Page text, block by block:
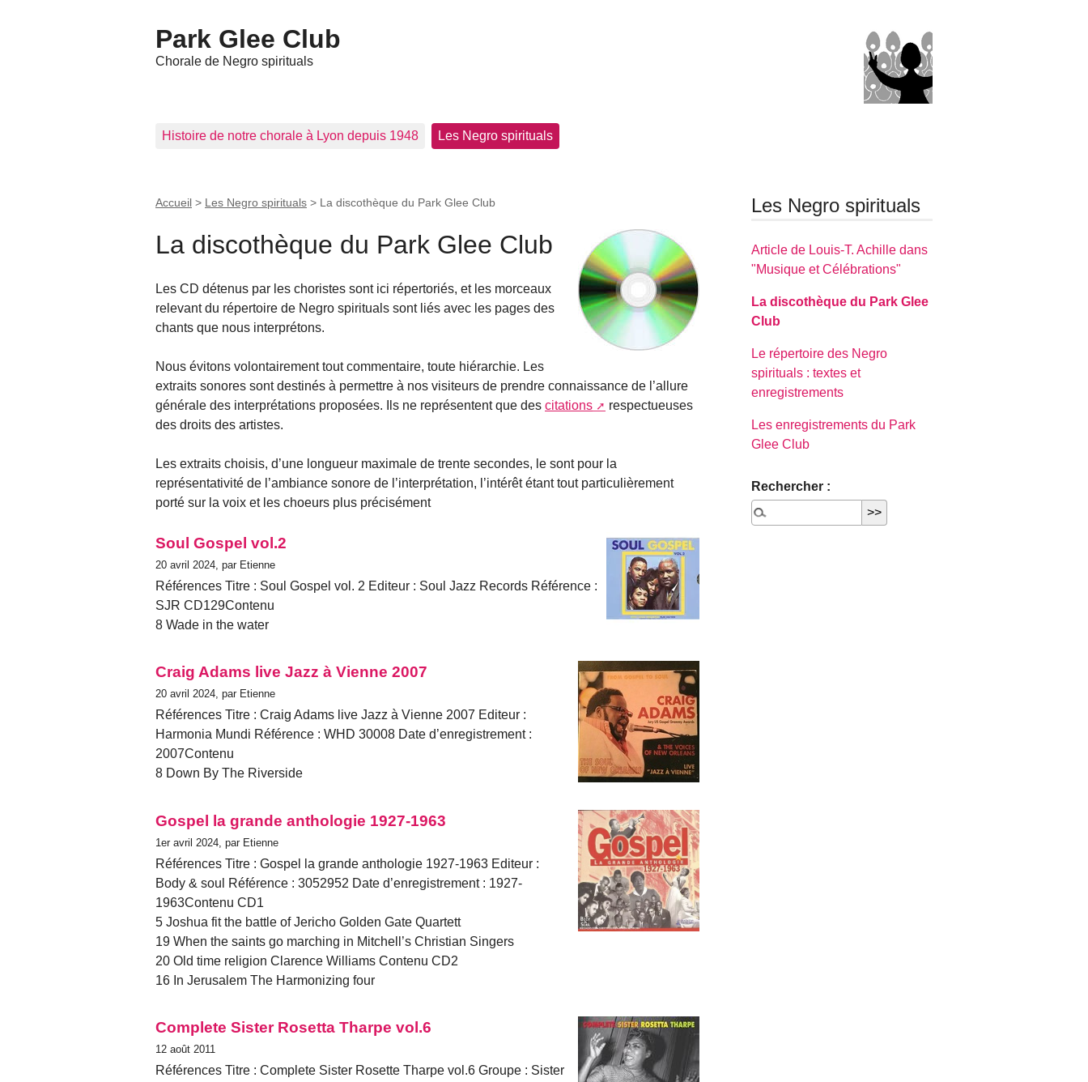
Park Glee Club
Chorale de Negro spirituals
Histoire de notre chorale à Lyon depuis 1948 Les Negro spirituals
Accueil > Les Negro spirituals > La discothèque du Park Glee Club
La discothèque du Park Glee Club
Les CD détenus par les choristes sont ici répertoriés, et les morceaux
relevant du répertoire de Negro spirituals sont liés avec les pages des
chants que nous interprétons.
Nous évitons volontairement tout commentaire, toute hiérarchie. Les
extraits sonores sont destinés à permettre à nos visiteurs de prendre connaissance de l’allure
générale des interprétations proposées. Ils ne représentent que des citations
respectueuses
des droits des artistes.
Les extraits choisis, d’une longueur maximale de trente secondes, le sont pour la
représentativité de l’ambiance sonore de l’interprétation, l’intérêt étant tout particulièrement
porté sur la voix et les choeurs plus précisément
Soul Gospel vol.2
20 avril 2024, par Etienne
Références Titre : Soul Gospel vol. 2 Editeur : Soul Jazz Records Référence :
SJR CD129Contenu
8 Wade in the water
Craig Adams live Jazz à Vienne 2007
20 avril 2024, par Etienne
Références Titre : Craig Adams live Jazz à Vienne 2007 Editeur :
Harmonia Mundi Référence : WHD 30008 Date d’enregistrement :
2007Contenu
8 Down By The Riverside
Gospel la grande anthologie 1927-1963
1er avril 2024, par Etienne
Références Titre : Gospel la grande anthologie 1927-1963 Editeur :
Body & soul Référence : 3052952 Date d’enregistrement : 1927-
1963Contenu CD1
5 Joshua fit the battle of Jericho Golden Gate Quartett
19 When the saints go marching in Mitchell’s Christian Singers
20 Old time religion Clarence Williams Contenu CD2
16 In Jerusalem The Harmonizing four
Complete Sister Rosetta Tharpe vol.6
12 août 2011
Références Titre : Complete Sister Rosette Tharpe vol.6 Groupe : Sister
Les Negro spirituals
Article de Louis-T. Achille dans
"Musique et Célébrations"
La discothèque du Park Glee
Club
Le répertoire des Negro
spirituals : textes et
enregistrements
Les enregistrements du Park
Glee Club
Rechercher :